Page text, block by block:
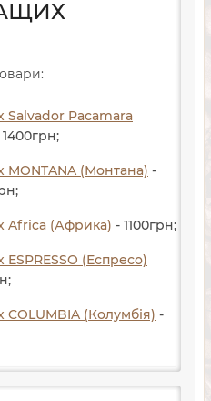
Salvador Pacamara
1400грн;
MONTANA (Монтана) -
;
Africa (Африка) - 1100грн;
ESPRESSO (Еспресо)
;
COLUMBIA (Колумбія) -